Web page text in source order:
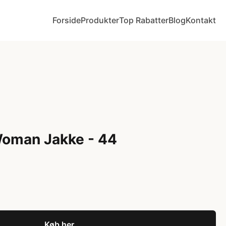
ForsideProdukterTop RabatterBlogKontakt
Jakke - 44